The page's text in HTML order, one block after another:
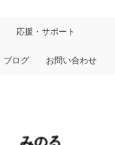
応援・サポート
ブログ お問い合わせ